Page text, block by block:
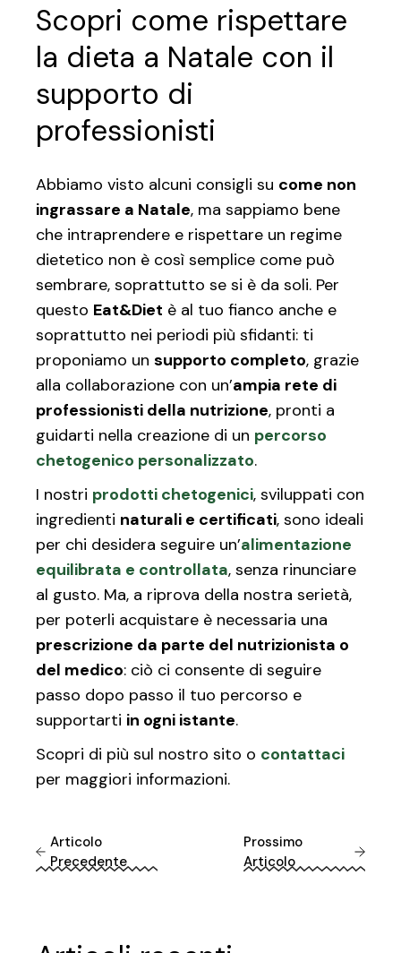
Scopri come rispettare
la dieta a Natale con il
supporto di
professionisti
Abbiamo visto alcuni consigli su come non
ingrassare a Natale, ma sappiamo bene
che intraprendere e rispettare un regime
dietetico non è così semplice come può
sembrare, soprattutto se si è da soli. Per
questo Eat&Diet è al tuo fianco anche e
soprattutto nei periodi più sfidanti: ti
proponiamo unsupporto completo, grazie
alla collaborazione con un’ampia rete di
professionisti della nutrizione, pronti a
guidarti nella creazione di un percorso
chetogenico personalizzato.
I nostri prodotti chetogenici, sviluppati con
ingredienti naturali e certificati, sono ideali
per chi desidera seguire un’alimentazione
equilibrata e controllata, senza rinunciare
al gusto. Ma, a riprova della nostra serietà,
per poterli acquistare è necessaria una
prescrizione da parte del nutrizionista o
del medico: ciò ci consente di seguire
passo dopo passo il tuo percorso e
supportarti in ogni istante.
Scopri di più sul nostro sito o contattaci
per maggiori informazioni.
Articolo
Precedente
Prossimo
Articolo